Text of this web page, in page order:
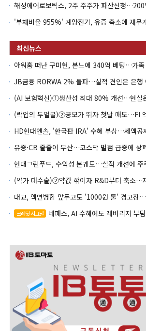
크레딧 시그널 네패스, AI 수혜에도 레버리지 부담 여전